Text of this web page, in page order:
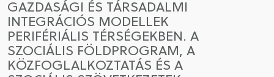
GAZDASÁGI ÉS TÁRSADALMI
INTEGRÁCIÓS MODELLEK
PERIFÉRIÁLIS TÉRSÉGEKBEN. A
SZOCIÁLIS FÖLDPROGRAM, A
KÖZFOGLALKOZTATÁS ÉS A